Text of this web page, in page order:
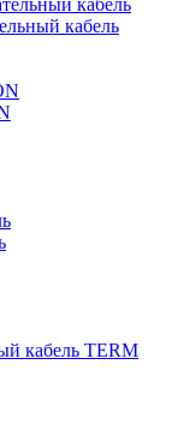
кабель
кабель
кабель TERM